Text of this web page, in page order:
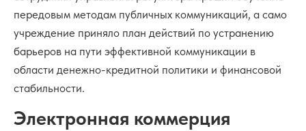
передовым методам публичных коммуникаций, а само
учреждение приняло план действий по устранению
барьеров на пути эффективной коммуникации в
области денежно-кредитной политики и финансовой
стабильности.
Электронная коммерция